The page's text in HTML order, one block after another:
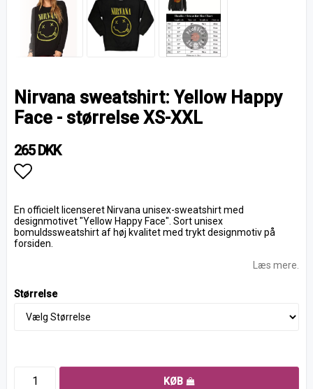
Nirvana sweatshirt: Yellow Happy
Face - størrelse XS-XXL
265 DKK
En officielt licenseret Nirvana unisex-sweatshirt med
designmotivet "Yellow Happy Face". Sort unisex
bomuldssweatshirt af høj kvalitet med trykt designmotiv på
forsiden.
Læs mere.
Størrelse
KØB